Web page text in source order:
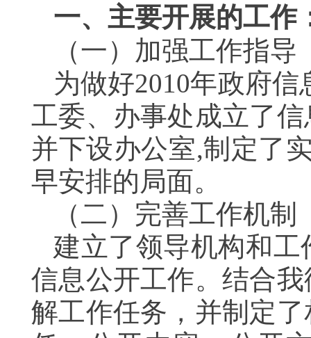
一、主要开展的工作
（一）加强工作指导
为做好2010年政府
工委、办事处成立了
并下设办公室,制定了
早安排的局面。
（二）完善工作机制
建立了领导机构和
信息公开工作。结合
解工作任务，并制定